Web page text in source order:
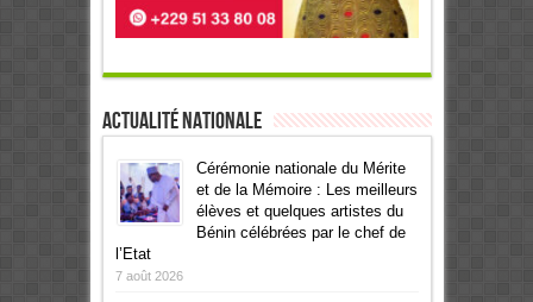
Actualité Nationale
Cérémonie nationale du Mérite
et de la Mémoire : Les meilleurs
élèves et quelques artistes du
Bénin célébrées par le chef de
l’Etat
7 août 2026